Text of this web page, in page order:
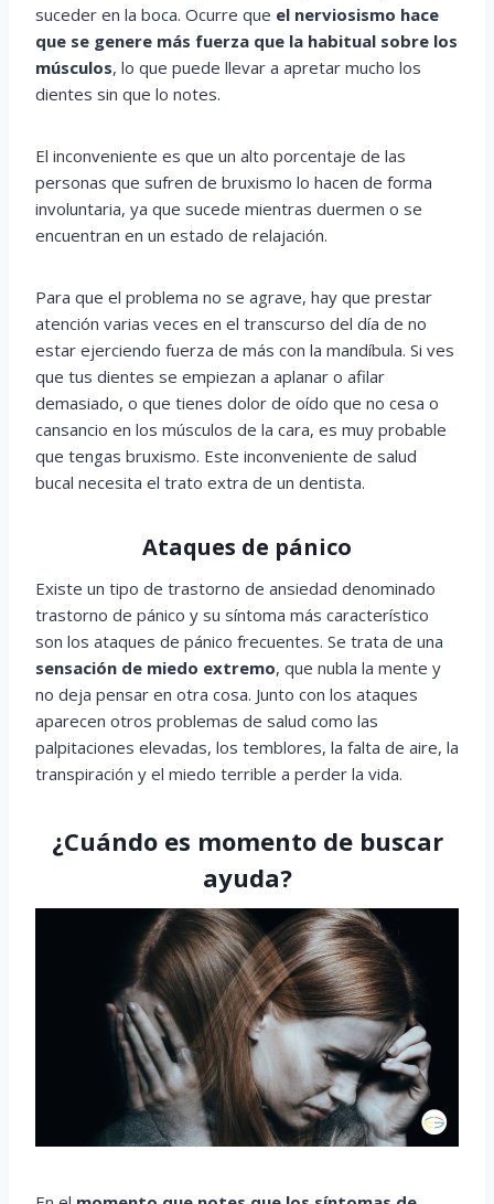
suceder en la boca. Ocurre que el nerviosismo hace
que se genere más fuerza que la habitual sobre los
músculos, lo que puede llevar a apretar mucho los
dientes sin que lo notes.
El inconveniente es que un alto porcentaje de las
personas que sufren de bruxismo lo hacen de forma
involuntaria, ya que sucede mientras duermen o se
encuentran en un estado de relajación.
Para que el problema no se agrave, hay que prestar
atención varias veces en el transcurso del día de no
estar ejerciendo fuerza de más con la mandíbula. Si ves
que tus dientes se empiezan a aplanar o afilar
demasiado, o que tienes dolor de oído que no cesa o
cansancio en los músculos de la cara, es muy probable
que tengas bruxismo. Este inconveniente de salud
bucal necesita el trato extra de un dentista.
Ataques de pánico
Existe un tipo de trastorno de ansiedad denominado
trastorno de pánico y su síntoma más característico
son los ataques de pánico frecuentes. Se trata de una
sensación de miedo extremo, que nubla la mente y
no deja pensar en otra cosa. Junto con los ataques
aparecen otros problemas de salud como las
palpitaciones elevadas, los temblores, la falta de aire, la
transpiración y el miedo terrible a perder la vida.
¿Cuándo es momento de buscar
ayuda?